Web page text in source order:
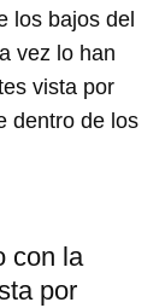
los bajos del
vez lo han
vista por
dentro de los
con la
por